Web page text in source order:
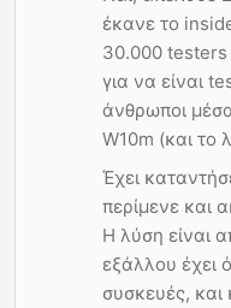
έκανε το
30.000 testers
για να είναι
άνθρωποι
W10m (και το
Έχει
περίμενε και
Η λύση είναι
εξάλλου έχει
συσκευές, και